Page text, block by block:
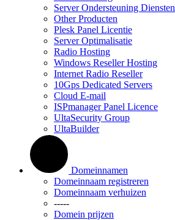
Server Ondersteuning Diensten
Other Producten
Plesk Panel Licentie
Server Optimalisatie
Radio Hosting
Windows Reseller Hosting
Internet Radio Reseller
10Gps Dedicated Servers
Cloud E-mail
ISPmanager Panel Licence
UltaSecurity Group
UltaBuilder
Domeinnamen
Domeinnaam registreren
Domeinnaam verhuizen
-----
Domein prijzen